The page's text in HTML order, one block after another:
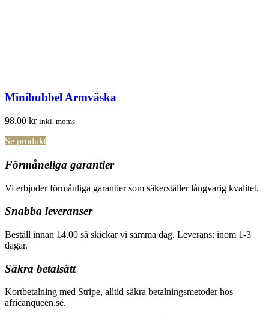
Minibubbel Armväska
98,00 kr inkl. moms
Se produkt
Förmåneliga garantier
Vi erbjuder förmånliga garantier som säkerställer långvarig kvalitet.
Snabba leveranser
Beställ innan 14.00 så skickar vi samma dag. Leverans: inom 1-3
dagar.
Säkra betalsätt
Kortbetalning med Stripe, alltid säkra betalningsmetoder hos
africanqueen.se.